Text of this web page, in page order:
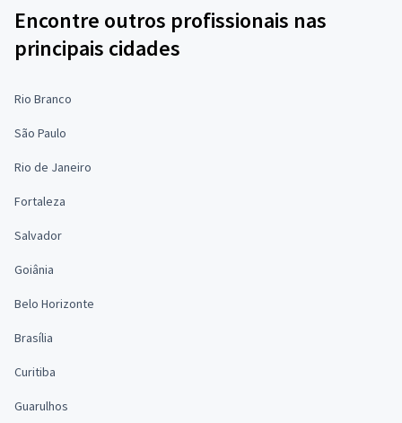
Encontre outros profissionais nas
principais cidades
Rio Branco
São Paulo
Rio de Janeiro
Fortaleza
Salvador
Goiânia
Belo Horizonte
Brasília
Curitiba
Guarulhos